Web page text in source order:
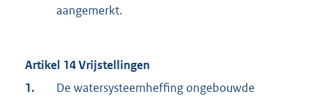
aangemerkt.
Artikel 14 Vrijstellingen
1.
De watersysteemheffing ongebouwde